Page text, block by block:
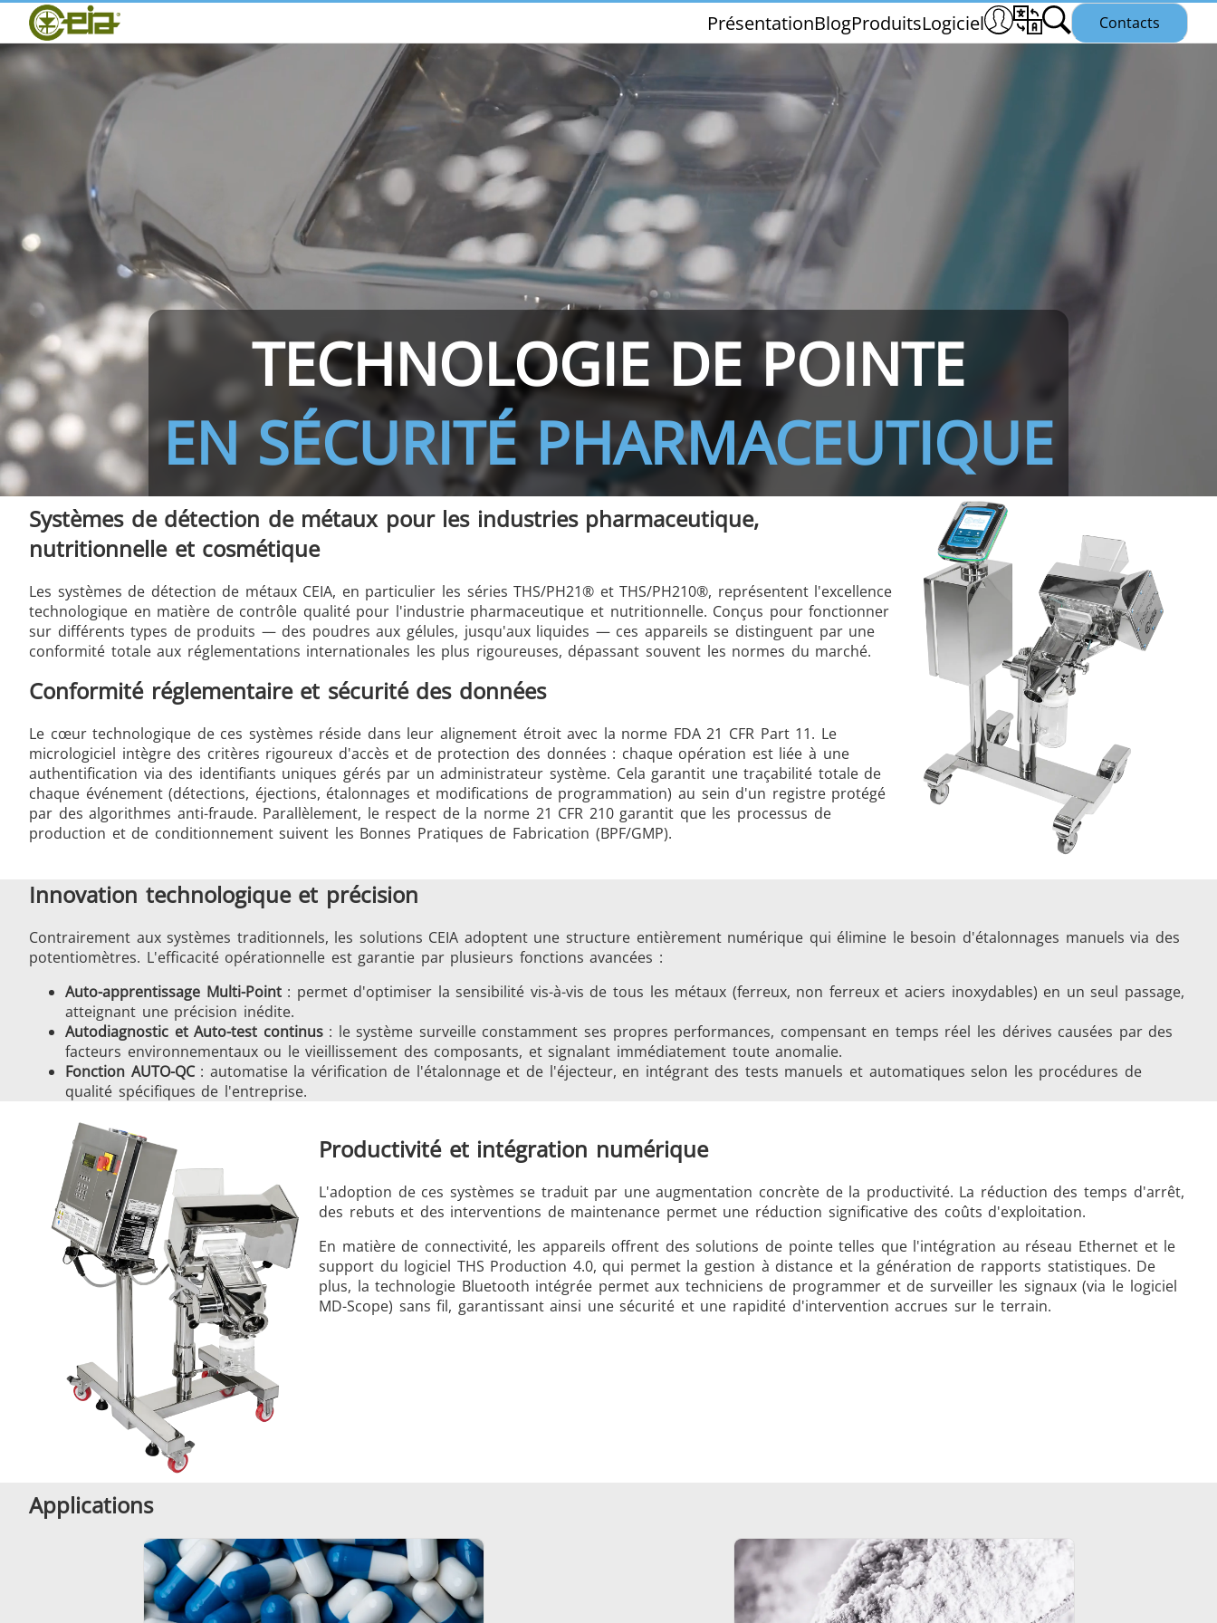
PrésentationBlogProduitsLogiciel Contacts
Home
CEIA
Salons et Événements
THS/PH210 THS/PH210-FFV THS/PH21ET
THS/PH21N-FB THS/PH21N-FFV THS/PH21N-D25
THS/FBB THS/MBB THS/GMS21 THS/G21
THS Production 4.0 MD-SCOPE
TECHNOLOGIE DE POINTE
EN SÉCURITÉ PHARMACEUTIQUE
Systèmes de détection de métaux pour les industries pharmaceutique,
nutritionnelle et cosmétique
Les systèmes de détection de métaux CEIA, en particulier les séries THS/PH21® et THS/PH210®, représentent l'excellence
technologique en matière de contrôle qualité pour l'industrie pharmaceutique et nutritionnelle. Conçus pour fonctionner
sur différents types de produits — des poudres aux gélules, jusqu'aux liquides — ces appareils se distinguent par une
conformité totale aux réglementations internationales les plus rigoureuses, dépassant souvent les normes du marché.
Conformité réglementaire et sécurité des données
Le cœur technologique de ces systèmes réside dans leur alignement étroit avec la norme FDA 21 CFR Part 11. Le
micrologiciel intègre des critères rigoureux d'accès et de protection des données : chaque opération est liée à une
authentification via des identifiants uniques gérés par un administrateur système. Cela garantit une traçabilité totale de
chaque événement (détections, éjections, étalonnages et modifications de programmation) au sein d'un registre protégé
par des algorithmes anti-fraude. Parallèlement, le respect de la norme 21 CFR 210 garantit que les processus de
production et de conditionnement suivent les Bonnes Pratiques de Fabrication (BPF/GMP).
Innovation technologique et précision
Contrairement aux systèmes traditionnels, les solutions CEIA adoptent une structure entièrement numérique qui élimine le besoin d'étalonnages manuels via des
potentiomètres. L'efficacité opérationnelle est garantie par plusieurs fonctions avancées :
Auto-apprentissage Multi-Point: permet d'optimiser la sensibilité vis-à-vis de tous les métaux (ferreux, non ferreux et aciers inoxydables) en un seul passage,
atteignant une précision inédite.
Autodiagnostic et Auto-test continus: le système surveille constamment ses propres performances, compensant en temps réel les dérives causées par des
facteurs environnementaux ou le vieillissement des composants, et signalant immédiatement toute anomalie.
Fonction AUTO-QC: automatise la vérification de l'étalonnage et de l'éjecteur, en intégrant des tests manuels et automatiques selon les procédures de
qualité spécifiques de l'entreprise.
Productivité et intégration numérique
L'adoption de ces systèmes se traduit par une augmentation concrète de la productivité. La réduction des temps d'arrêt,
des rebuts et des interventions de maintenance permet une réduction significative des coûts d'exploitation.
En matière de connectivité, les appareils offrent des solutions de pointe telles que l'intégration au réseau Ethernet et le
support du logiciel THS Production 4.0, qui permet la gestion à distance et la génération de rapports statistiques. De
plus, la technologie Bluetooth intégrée permet aux techniciens de programmer et de surveiller les signaux (via le logiciel
MD-Scope) sans fil, garantissant ainsi une sécurité et une rapidité d'intervention accrues sur le terrain.
Applications